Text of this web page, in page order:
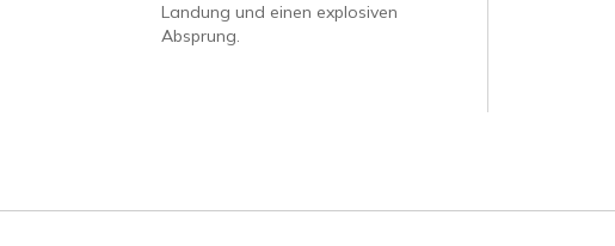
Landung und einen explosiven
Absprung.